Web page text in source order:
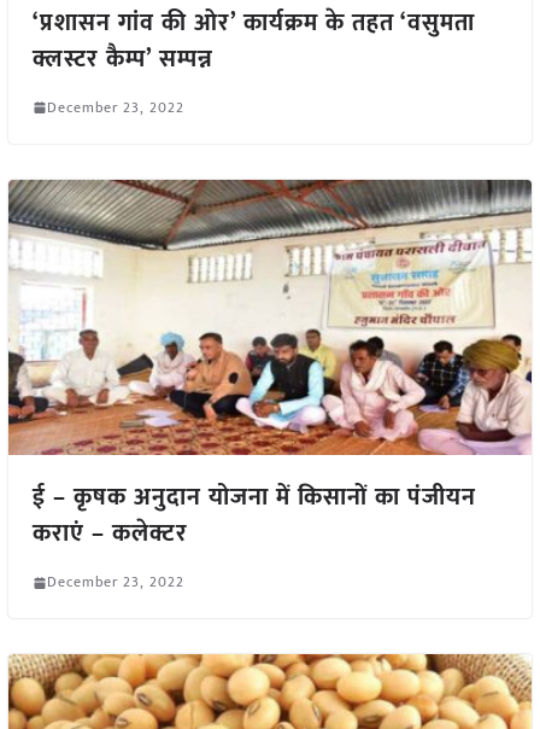
‘प्रशासन गांव की ओर’ कार्यक्रम के तहत ‘वसुमता
क्लस्टर कैम्प’ सम्पन्न
December 23, 2022
ई – कृषक अनुदान योजना में किसानों का पंजीयन
कराएं – कलेक्टर
December 23, 2022